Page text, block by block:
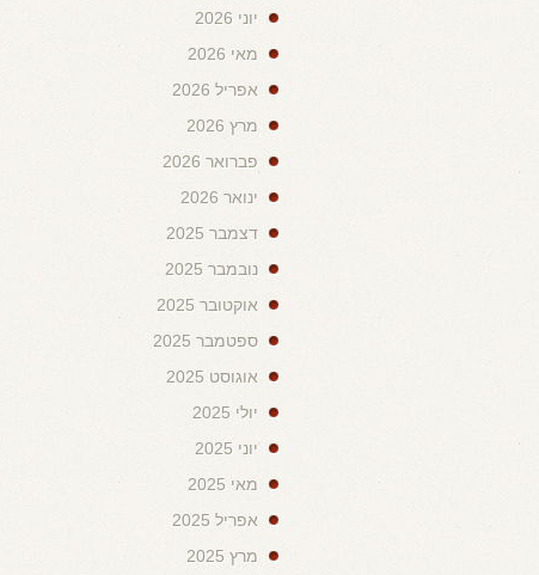
יוני 2026
מאי 2026
אפריל 2026
מרץ 2026
פברואר 2026
ינואר 2026
דצמבר 2025
נובמבר 2025
אוקטובר 2025
ספטמבר 2025
אוגוסט 2025
יולי 2025
יוני 2025
מאי 2025
אפריל 2025
מרץ 2025